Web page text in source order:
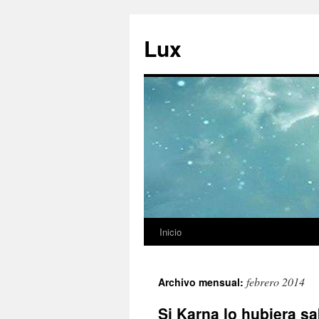
contenido
Lux
Inicio
Archivo mensual: febrero 2014
Si Karna lo hubiera